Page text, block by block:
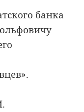
банка